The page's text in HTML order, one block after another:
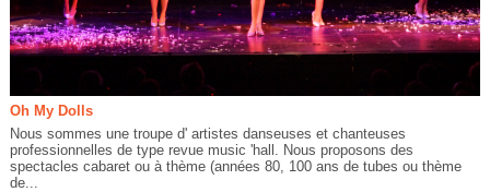
Oh My Dolls
Nous sommes une troupe d' artistes danseuses et chanteuses
professionnelles de type revue music 'hall. Nous proposons des
spectacles cabaret ou à thème (années 80, 100 ans de tubes ou thème
de...